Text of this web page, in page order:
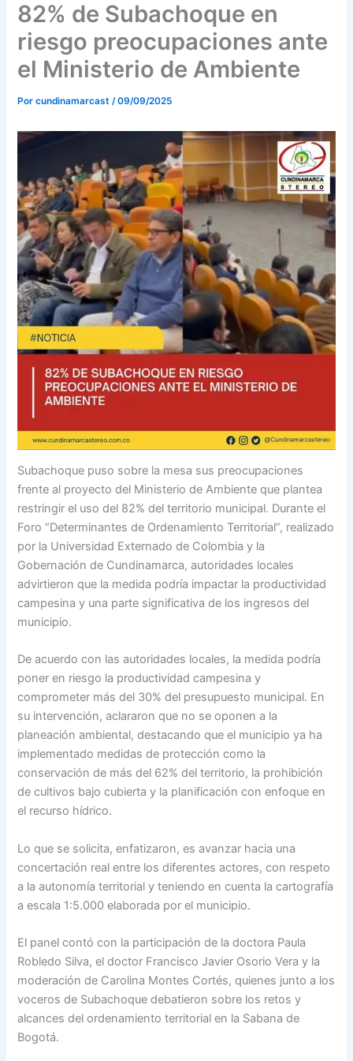
o
k
r
a
m
e
82% de Subachoque en
riesgo preocupaciones ante
el Ministerio de Ambiente
Porcundinamarcast/09/09/2025
Subachoque puso sobre la mesa sus preocupaciones
frente al proyecto del Ministerio de Ambiente que plantea
restringir el uso del 82% del territorio municipal. Durante el
Foro “Determinantes de Ordenamiento Territorial”, realizado
por la Universidad Externado de Colombia y la
Gobernación de Cundinamarca, autoridades locales
advirtieron que la medida podría impactar la productividad
campesina y una parte significativa de los ingresos del
municipio.
De acuerdo con las autoridades locales, la medida podría
poner en riesgo la productividad campesina y
comprometer más del 30% del presupuesto municipal. En
su intervención, aclararon que no se oponen a la
planeación ambiental, destacando que el municipio ya ha
implementado medidas de protección como la
conservación de más del 62% del territorio, la prohibición
de cultivos bajo cubierta y la planificación con enfoque en
el recurso hídrico.
Lo que se solicita, enfatizaron, es avanzar hacia una
concertación real entre los diferentes actores, con respeto
a la autonomía territorial y teniendo en cuenta la cartografía
a escala 1:5.000 elaborada por el municipio.
El panel contó con la participación de la doctora Paula
Robledo Silva, el doctor Francisco Javier Osorio Vera y la
moderación de Carolina Montes Cortés, quienes junto a los
voceros de Subachoque debatieron sobre los retos y
alcances del ordenamiento territorial en la Sabana de
Bogotá.